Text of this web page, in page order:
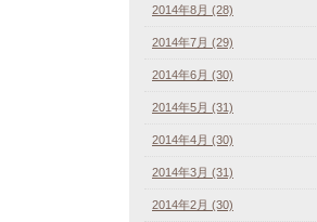
2014年8月 (28)
2014年7月 (29)
2014年6月 (30)
2014年5月 (31)
2014年4月 (30)
2014年3月 (31)
2014年2月 (30)